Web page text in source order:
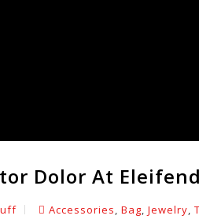
Dolor At
Accessories, Bag, Jewelry,